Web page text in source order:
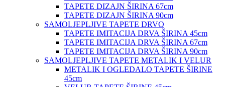
TAPETE DIZAJN ŠIRINA 67cm
TAPETE DIZAJN ŠIRINA 90cm
SAMOLJEPLJIVE TAPETE DRVO
TAPETE IMITACIJA DRVA ŠIRINA 45cm
TAPETE IMITACIJA DRVA ŠIRINA 67cm
TAPETE IMITACIJA DRVA ŠIRINA 90cm
SAMOLJEPLJIVE TAPETE METALIK I VELUR
METALIK I OGLEDALO TAPETE ŠIRINE
45cm